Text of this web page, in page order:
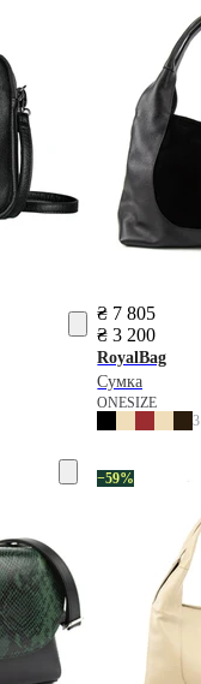
₴ 7 805
₴ 3 200
RoyalBag
Сумка
ONESIZE
3
−59%